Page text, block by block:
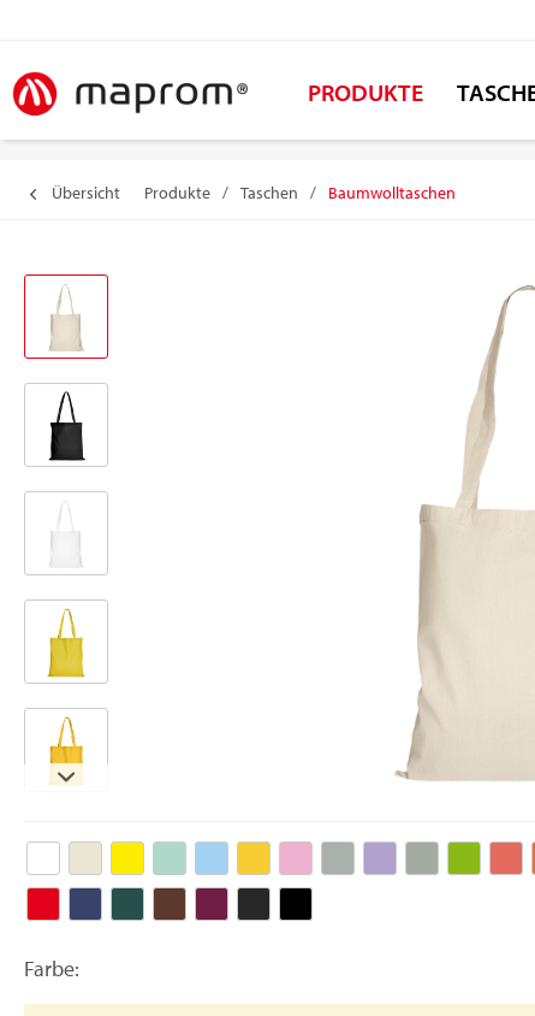
PRODUKTE
Übersicht Produkte / Taschen / Baumwolltaschen
Farbe: